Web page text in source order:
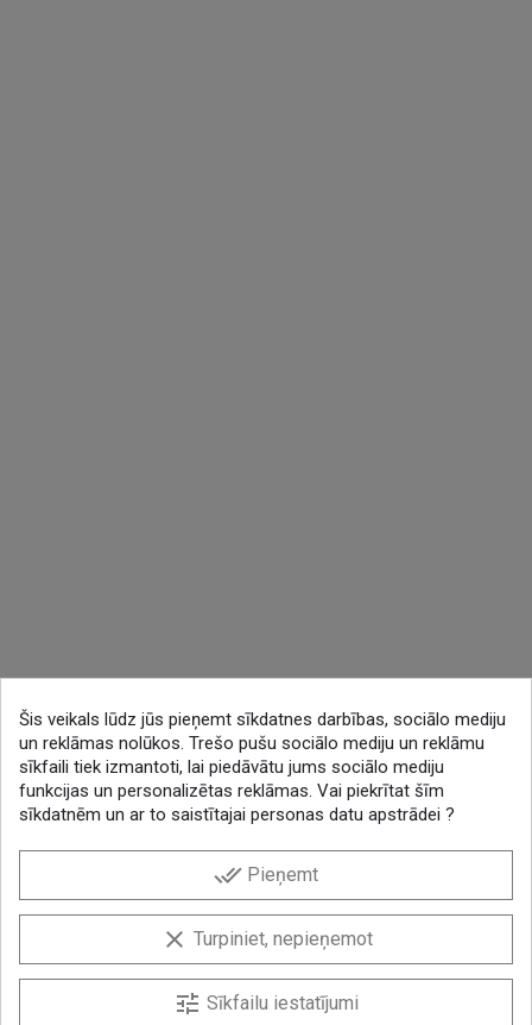
Šis veikals lūdz jūs pieņemt sīkdatnes darbības, sociālo mediju
un reklāmas nolūkos. Trešo pušu sociālo mediju un reklāmu
sīkfaili tiek izmantoti, lai piedāvātu jums sociālo mediju
funkcijas un personalizētas reklāmas. Vai piekrītat šīm
sīkdatnēm un ar to saistītajai personas datu apstrādei ?
done_all Pieņemt
clear Turpiniet, nepieņemot
tune Sīkfailu iestatījumi